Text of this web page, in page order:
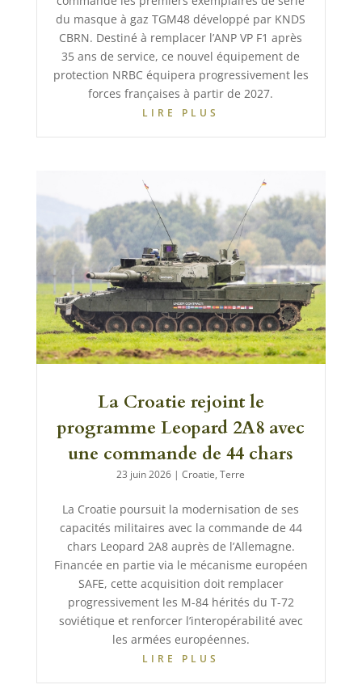
du masque à gaz TGM48 développé par KNDS
CBRN. Destiné à remplacer l’ANP VP F1 après
35 ans de service, ce nouvel équipement de
protection NRBC équipera progressivement les
forces françaises à partir de 2027.
LIRE PLUS
La Croatie rejoint le
programme Leopard 2A8 avec
une commande de 44 chars
23 juin 2026 |Croatie,Terre
La Croatie poursuit la modernisation de ses
capacités militaires avec la commande de 44
chars Leopard 2A8 auprès de l’Allemagne.
Financée en partie via le mécanisme européen
SAFE, cette acquisition doit remplacer
progressivement les M-84 hérités du T-72
soviétique et renforcer l’interopérabilité avec
les armées européennes.
LIRE PLUS